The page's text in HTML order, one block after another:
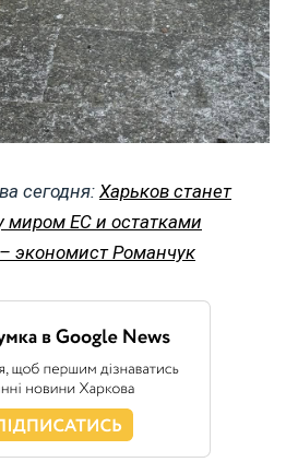
сегодня: Харьков станет
миром ЕС и остатками
экономист Романчук